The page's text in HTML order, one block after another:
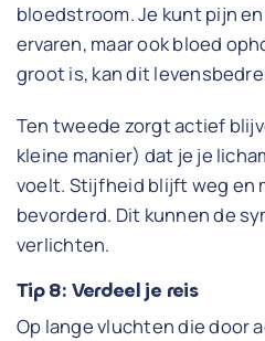
bloedstroom. Je kunt pijn
ervaren, maar ook bloed
groot is, kan dit
Ten tweede zorgt actief
kleine manier) dat je je
voelt. Stijfheid blijft weg en
bevorderd. Dit kunnen de
verlichten.
Tip 8: Verdeel je reis
Op lange vluchten die door